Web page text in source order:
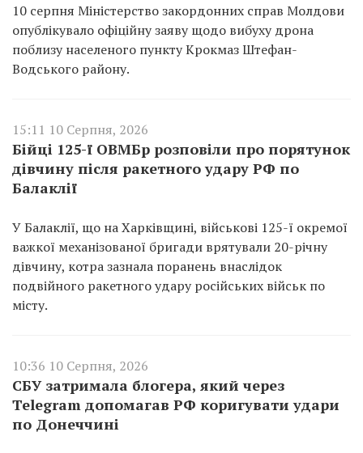
10 серпня Міністерство закордонних справ Молдови
опублікувало офіційну заяву щодо вибуху дрона
поблизу населеного пункту Крокмаз Штефан-
Водського району.
15:11 10 Серпня, 2026
Бійці 125-ї ОВМБр розповіли про порятунок
дівчину після ракетного удару РФ по
Балаклії
У Балаклії, що на Харківщині, військові 125-ї окремої
важкої механізованої бригади врятували 20-річну
дівчину, котра зазнала поранень внаслідок
подвійного ракетного удару російських військ по
місту.
10:36 10 Серпня, 2026
СБУ затримала блогера, який через
Telegram допомагав РФ коригувати удари
по Донеччині